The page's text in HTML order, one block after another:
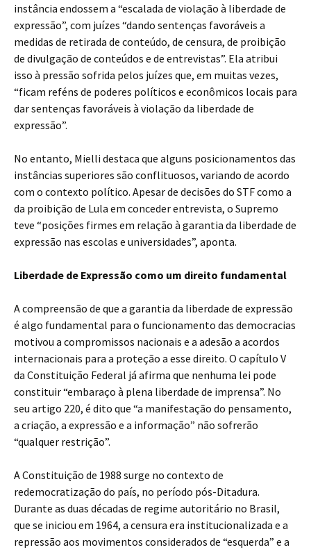
instância endossem a “escalada de violação à liberdade de
expressão”, com juízes “dando sentenças favoráveis a
medidas de retirada de conteúdo, de censura, de proibição
de divulgação de conteúdos e de entrevistas”. Ela atribui
isso à pressão sofrida pelos juízes que, em muitas vezes,
“ficam reféns de poderes políticos e econômicos locais para
dar sentenças favoráveis à violação da liberdade de
expressão”.
No entanto, Mielli destaca que alguns posicionamentos das
instâncias superiores são conflituosos, variando de acordo
com o contexto político. Apesar de decisões do STF como a
da proibição de Lula em conceder entrevista, o Supremo
teve “posições firmes em relação à garantia da liberdade de
expressão nas escolas e universidades”, aponta.
Liberdade de Expressão como um direito fundamental
A compreensão de que a garantia da liberdade de expressão
é algo fundamental para o funcionamento das democracias
motivou a compromissos nacionais e a adesão a acordos
internacionais para a proteção a esse direito. O capítulo V
da Constituição Federal já afirma que nenhuma lei pode
constituir “embaraço à plena liberdade de imprensa”. No
seu artigo 220, é dito que “a manifestação do pensamento,
a criação, a expressão e a informação” não sofrerão
“qualquer restrição”.
A Constituição de 1988 surge no contexto de
redemocratização do país, no período pós-Ditadura.
Durante as duas décadas de regime autoritário no Brasil,
que se iniciou em 1964, a censura era institucionalizada e a
repressão aos movimentos considerados de “esquerda” e a